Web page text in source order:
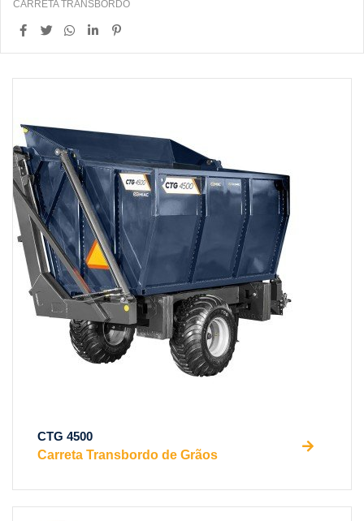
CARRETA TRANSBORDO
CTG 4500
Carreta Transbordo de Grãos